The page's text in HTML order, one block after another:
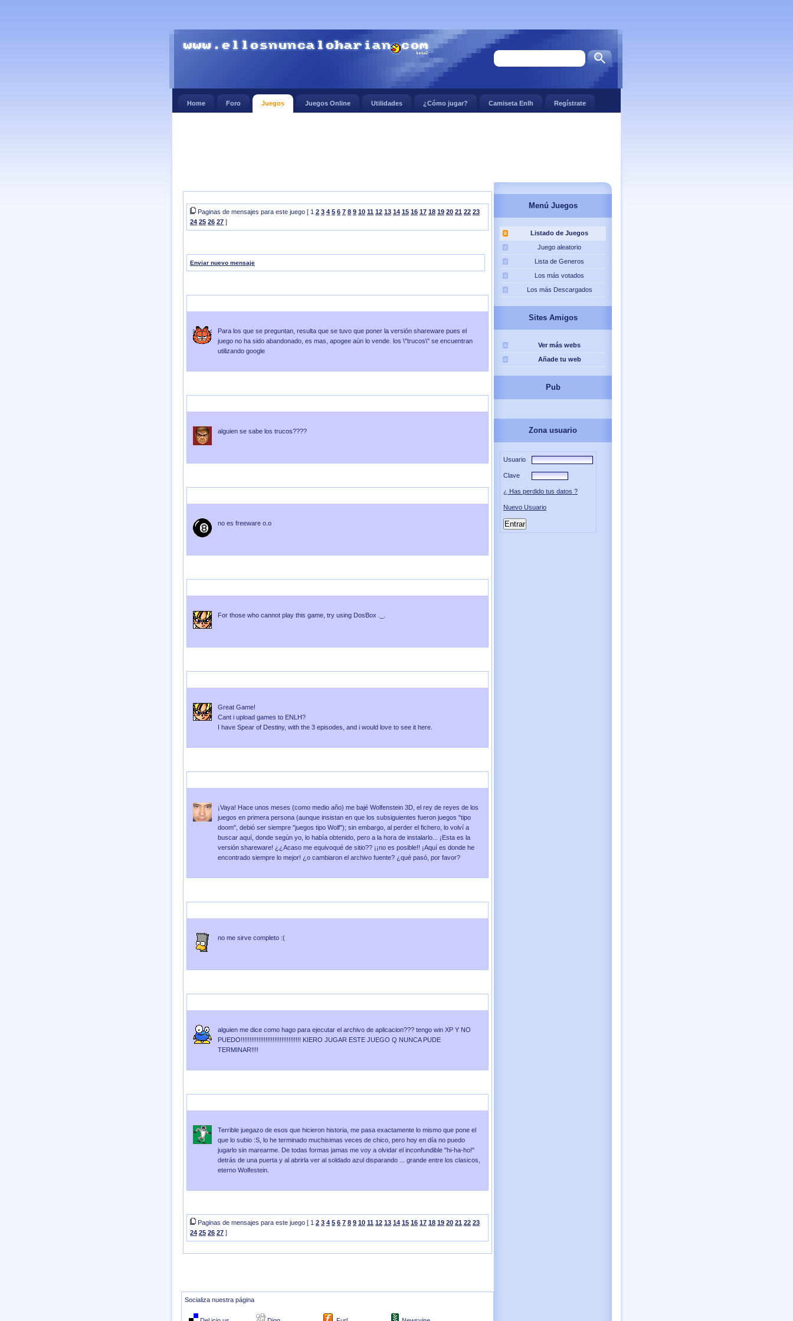
Home Foro Juegos Juegos Online Utilidades ¿Cómo jugar? Camiseta Enlh Regístrate
Paginas de mensajes para este juego [ 1 2 3 4 5 6 7 8 9 10 11 12 13 14 15 16 17 18 19 20 21 22 23
24 25 26 27 ]
Enviar nuevo mensaje
Para los que se preguntan, resulta que se tuvo que poner la versión shareware pues el
juego no ha sido abandonado, es mas, apogee aún lo vende. los \"trucos\" se encuentran
utilizando google
alguien se sabe los trucos????
no es freeware o.o
For those who cannot play this game, try using DosBox ._.
Great Game!
Cant i upload games to ENLH?
I have Spear of Destiny, with the 3 episodes, and i would love to see it here.
¡Vaya! Hace unos meses (como medio año) me bajé Wolfenstein 3D, el rey de reyes de los
juegos en primera persona (aunque insistan en que los subsiguientes fueron juegos "tipo
doom", debió ser siempre "juegos tipo Wolf"); sin embargo, al perder el fichero, lo volví a
buscar aquí, donde según yo, lo había obtenido, pero a la hora de instalarlo... ¡Esta es la
versión shareware! ¿¿Acaso me equivoqué de sitio?? ¡¡no es posible!! ¡Aquí es donde he
encontrado siempre lo mejor! ¿o cambiaron el archivo fuente? ¿qué pasó, por favor?
no me sirve completo :(
alguien me dice como hago para ejecutar el archivo de aplicacion??? tengo win XP Y NO
PUEDO!!!!!!!!!!!!!!!!!!!!!!!!!!!!!!!!!! KIERO JUGAR ESTE JUEGO Q NUNCA PUDE
TERMINAR!!!!
Terrible juegazo de esos que hicieron historia, me pasa exactamente lo mismo que pone el
que lo subio :S, lo he terminado muchisimas veces de chico, pero hoy en día no puedo
jugarlo sin marearme. De todas formas jamas me voy a olvidar el inconfundible "hi-ha-ho!"
detrás de una puerta y al abrirla ver al soldado azul disparando ... grande entre los clasicos,
eterno Wolfestein.
Paginas de mensajes para este juego [ 1 2 3 4 5 6 7 8 9 10 11 12 13 14 15 16 17 18 19 20 21 22 23
24 25 26 27 ]
Socializa nuestra página
Menú Juegos
Listado de Juegos
Juego aleatorio
Lista de Generos
Los más votados
Los más Descargados
Sites Amigos
Ver más webs
Añade tu web
Pub
Zona usuario
Usuario
Clave
¿ Has perdido tus datos ?
Nuevo Usuario